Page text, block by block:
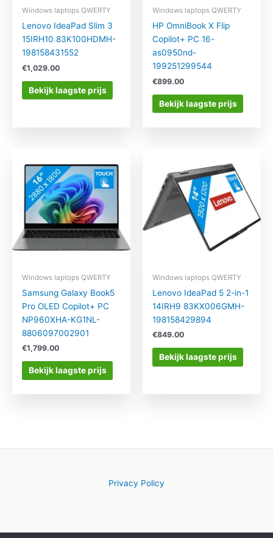
Windows laptops QWERTY
Lenovo IdeaPad Slim 3
15IRH10 83K100HDMH-
198158431552
€1,029.00
Bekijk laagste prijs
Windows laptops QWERTY
HP OmniBook X Flip
Copilot+ PC 16-
as0950nd-
199251299544
€899.00
Bekijk laagste prijs
Windows laptops QWERTY
Samsung Galaxy Book5
Pro OLED Copilot+ PC
NP960XHA-KG1NL-
8806097002901
€1,799.00
Bekijk laagste prijs
Windows laptops QWERTY
Lenovo IdeaPad 5 2-in-1
14IRH9 83KX006GMH-
198158429894
€849.00
Bekijk laagste prijs
Privacy Policy